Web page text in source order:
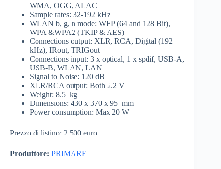
WMA, OGG, ALAC
Sample rates: 32-192 kHz
WLAN b, g, n mode: WEP (64 and 128 Bit),
WPA &WPA2 (TKIP & AES)
Connections output: XLR, RCA, Digital (192
kHz), IRout, TRIGout
Connections input: 3 x optical, 1 x spdif, USB-A,
USB-B, WLAN, LAN
Signal to Noise: 120 dB
XLR/RCA output: Both 2.2 V
Weight: 8.5 kg
Dimensions: 430 x 370 x 95 mm
Power consumption: Max 20 W
Prezzo di listino: 2.500 euro
Produttore: PRIMARE